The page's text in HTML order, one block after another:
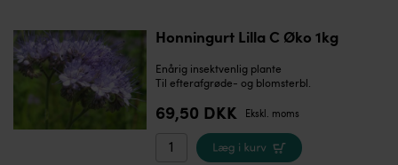
Honningurt Lilla C Øko 1kg
Enårig insektvenlig plante
Til efterafgrøde- og blomsterbl.
69,50 DKK Ekskl. moms